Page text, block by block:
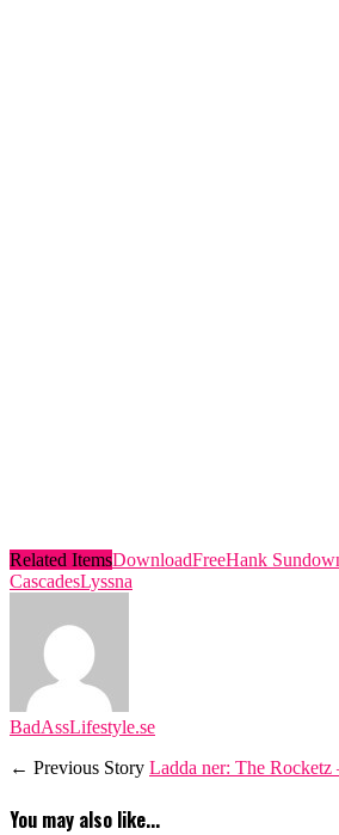
Related ItemsDownloadFreeHank
CascadesLyssna
BadAssLifestyle.se
← Previous Story Ladda ner: The
You may also like...